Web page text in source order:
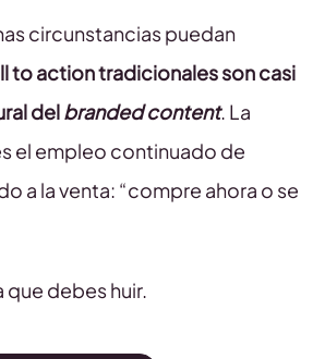
circunstancias puedan
to action tradicionales son casi
del branded content. La
el empleo continuado de
a la venta: “compre ahora o se
que debes huir.